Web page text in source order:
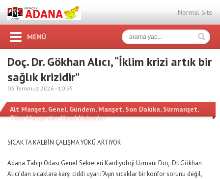
Normal Site
MENÜ
Doç. Dr. Gökhan Alıcı, “İklim krizi artık bir
sağlık krizidir”
03 Temmuz 2026 - 10:55
Alt Manşet, Genel, Gündem, Manşet, Son Dakika, Sürmanşet,
Tüm Manşetler,Yerel Haberler
SICAKTA KALBİN ÇALIŞMA YÜKÜ ARTIYOR
Adana Tabip Odası Genel Sekreteri Kardiyoloji Uzmanı Doç. Dr. Gökhan
Alıcı’dan sıcaklara karşı ciddi uyarı: “Aşırı sıcaklar bir konfor sorunu değil,